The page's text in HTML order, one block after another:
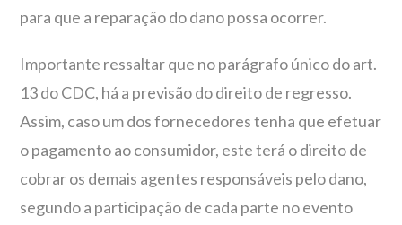
para que a reparação do dano possa ocorrer.
Importante ressaltar que no parágrafo único do art.
13 do CDC, há a previsão do direito de regresso.
Assim, caso um dos fornecedores tenha que efetuar
o pagamento ao consumidor, este terá o direito de
cobrar os demais agentes responsáveis pelo dano,
segundo a participação de cada parte no evento